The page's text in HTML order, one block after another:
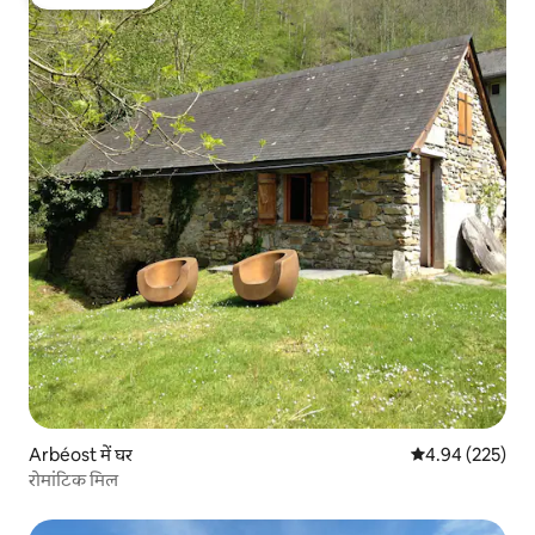
Arbéost में घर औसत रेटिंग 5 में से
4.94 (225)
रोमांटिक मिल